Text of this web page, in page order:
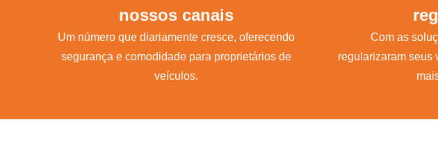
nossos canais
Um número que diariamente cresce, oferecendo
segurança e comodidade para proprietários de
veículos.
Com as
regularizaram seus